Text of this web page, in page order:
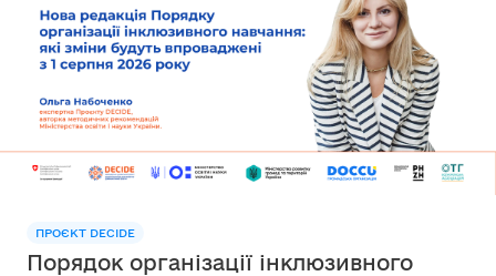
ПРОЄКТ DECIDE
Порядок організації інклюзивного